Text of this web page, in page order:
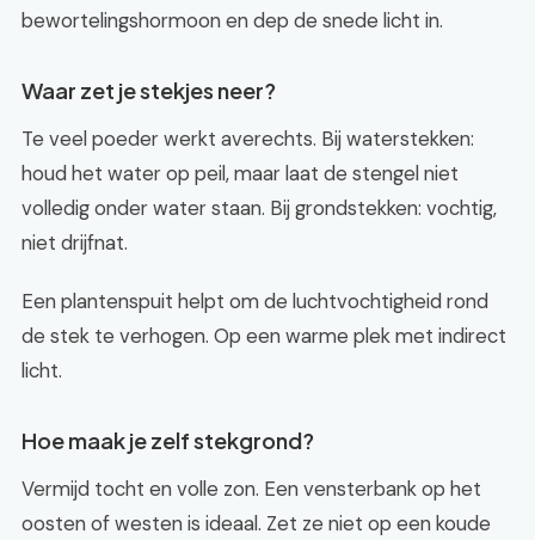
bewortelingshormoon en dep de snede licht in.
Waar zet je stekjes neer?
Te veel poeder werkt averechts. Bij waterstekken:
houd het water op peil, maar laat de stengel niet
volledig onder water staan. Bij grondstekken: vochtig,
niet drijfnat.
Een plantenspuit helpt om de luchtvochtigheid rond
de stek te verhogen. Op een warme plek met indirect
licht.
Hoe maak je zelf stekgrond?
Vermijd tocht en volle zon. Een vensterbank op het
oosten of westen is ideaal. Zet ze niet op een koude